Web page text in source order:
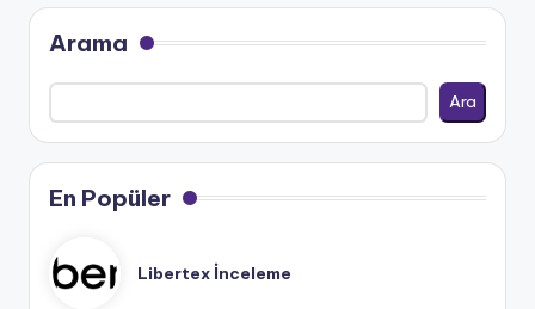
Arama
Ara
En Popüler
Libertex İnceleme